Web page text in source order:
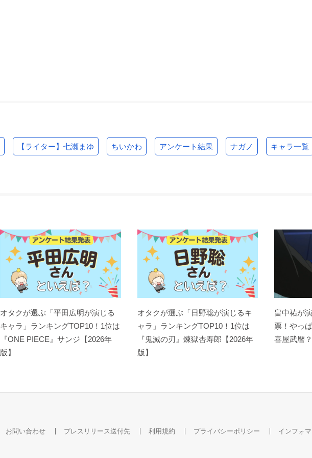
【ライター】七瀬まゆ ちいかわ アンケート結果 ナガノ キャラ一覧
オタクが選ぶ「平田広明が演じる
キャラ」ランキングTOP10！1位は
『ONE PIECE』サンジ【2026年
版】
オタクが選ぶ「日野聡が演じるキ
ャラ」ランキングTOP10！1位は
『鬼滅の刃』煉󠄁獄杏寿郎【2026年
版】
畠中祐が
票！やっ
喜屋武暦
お問い合わせ プレスリリース送付先 利用規約 プライバシーポリシー インフォ